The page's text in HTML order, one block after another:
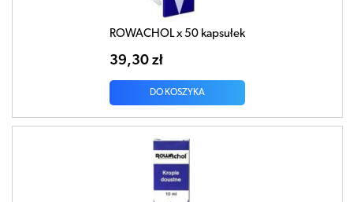
ROWACHOL x 50 kapsułek
39,30 zł
DO KOSZYKA